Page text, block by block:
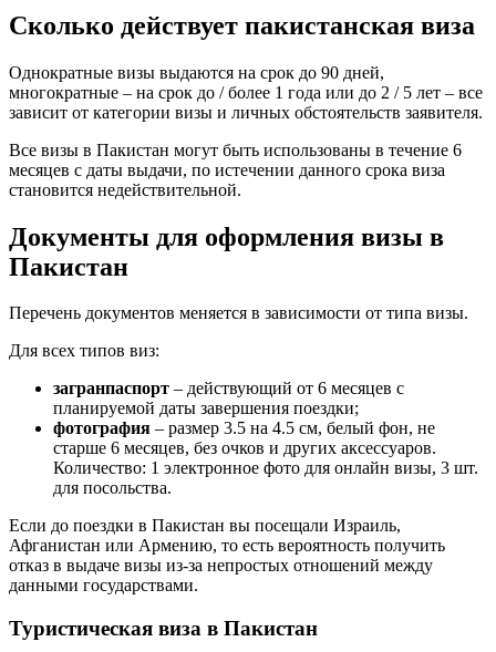
Сколько действует пакистанская виза
Однократные визы выдаются на срок до 90 дней,
многократные – на срок до / более 1 года или до 2 / 5 лет – все
зависит от категории визы и личных обстоятельств заявителя.
Все визы в Пакистан могут быть использованы в течение 6
месяцев с даты выдачи, по истечении данного срока виза
становится недействительной.
Документы для оформления визы в
Пакистан
Перечень документов меняется в зависимости от типа визы.
Для всех типов виз:
загранпаспорт – действующий от 6 месяцев с
планируемой даты завершения поездки;
фотография – размер 3.5 на 4.5 см, белый фон, не
старше 6 месяцев, без очков и других аксессуаров.
Количество: 1 электронное фото для онлайн визы, 3 шт.
для посольства.
Если до поездки в Пакистан вы посещали Израиль,
Афганистан или Армению, то есть вероятность получить
отказ в выдаче визы из-за непростых отношений между
данными государствами.
Туристическая виза в Пакистан